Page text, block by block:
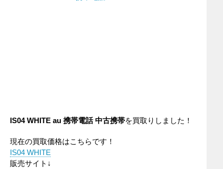
IS04 WHITE au 携帯電話 中古携帯を買取りしました！
現在の買取価格はこちらです！
IS04 WHITE
販売サイト↓